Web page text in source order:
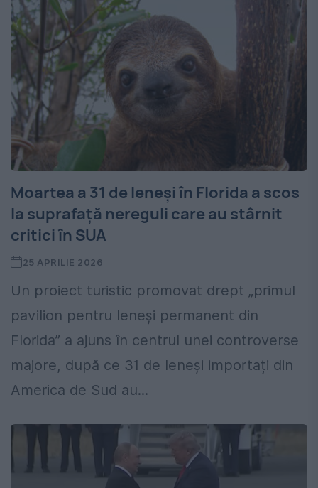
Moartea a 31 de leneși în Florida a scos
la suprafață nereguli care au stârnit
critici în SUA
25 APRILIE 2026
Un proiect turistic promovat drept „primul
pavilion pentru leneși permanent din
Florida” a ajuns în centrul unei controverse
majore, după ce 31 de leneși importați din
America de Sud au...